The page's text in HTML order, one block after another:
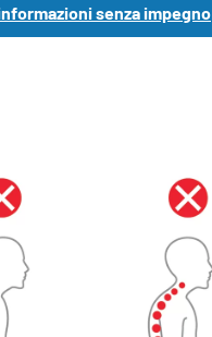
senza impegno